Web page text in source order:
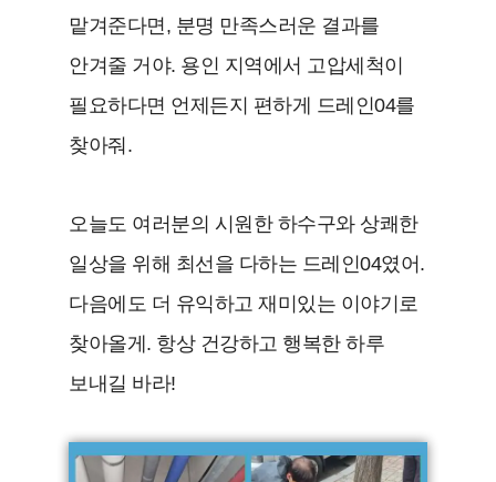
맡겨준다면, 분명 만족스러운 결과를
안겨줄 거야. 용인 지역에서 고압세척이
필요하다면 언제든지 편하게 드레인04를
찾아줘.
오늘도 여러분의 시원한 하수구와 상쾌한
일상을 위해 최선을 다하는 드레인04였어.
다음에도 더 유익하고 재미있는 이야기로
찾아올게. 항상 건강하고 행복한 하루
보내길 바라!